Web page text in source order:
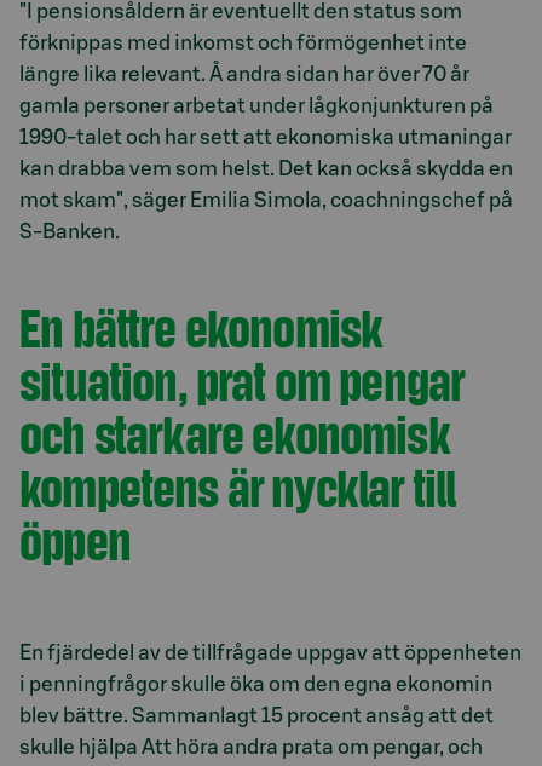
"I pensionsåldern är eventuellt den status som
förknippas med inkomst och förmögenhet inte
längre lika relevant. Å andra sidan har över 70 år
gamla personer arbetat under lågkonjunkturen på
1990-talet och har sett att ekonomiska utmaningar
kan drabba vem som helst. Det kan också skydda en
mot skam", säger Emilia Simola, coachningschef på
S-Banken.
En bättre ekonomisk
situation, prat om pengar
och starkare ekonomisk
kompetens är nycklar till
öppen
En fjärdedel av de tillfrågade uppgav att öppenheten
i penningfrågor skulle öka om den egna ekonomin
blev bättre. Sammanlagt 15 procent ansåg att det
skulle hjälpa Att höra andra prata om pengar, och